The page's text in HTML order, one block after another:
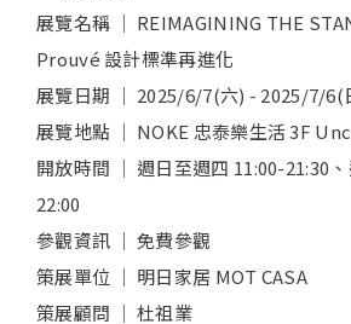
展覽名稱 ｜ REIMAGINING THE
Prouvé 設計標準再進化
展覽日期 ｜ 2025/6/7(六) - 2025/7/6(
展覽地點 ｜ NOKE 忠泰樂生活 3F
開放時間 ｜ 週日至週四 11:00-21:30
22:00
參觀資訊 ｜ 免費參觀
策展單位 ｜ 明日家居 MOT CASA
策展顧問 ｜ 杜祖業